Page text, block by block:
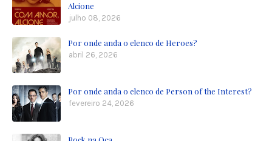
Alcione
julho 08, 2026
Por onde anda o elenco de Heroes?
abril 26, 2026
Por onde anda o elenco de Person of the Interest?
fevereiro 24, 2026